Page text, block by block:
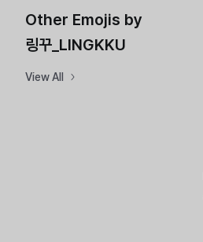
Other Emojis by
링꾸_LINGKKU
View All